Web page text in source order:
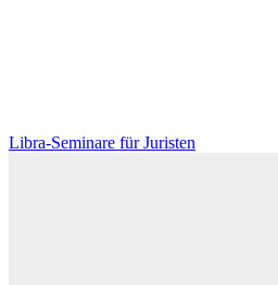
Libra-Seminare für Juristen